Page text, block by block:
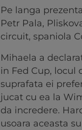
Pe langa
Petr Pala,
circuit, spaniola
Mihaela a
in Fed Cup, locul
suprafata ei
jucat cu ea la
da incredere.
usoara aceasta